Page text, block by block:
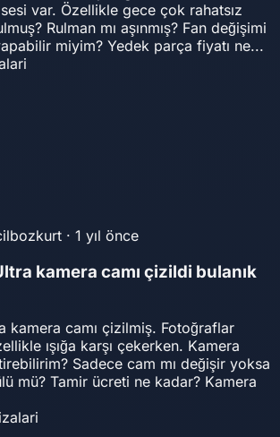
var. Özellikle gece çok rahatsız
Rulman mı aşınmış? Fan değişimi
miyim? Yedek parça fiyatı ne...
· 1 yıl önce
kamera camı çizildi bulanık
kamera camı çizilmiş. Fotoğraflar
ışığa karşı çekerken. Kamera
Sadece cam mı değişir yoksa
mü? Tamir ücreti ne kadar? Kamera